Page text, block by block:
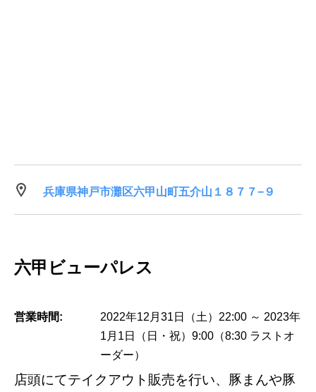
兵庫県神戸市灘区六甲山町五介山１８７７−９
六甲ビューパレス
営業時間:
2022年12月31日（土）22:00 ～ 2023年
1月1日（日・祝）9:00（8:30 ラストオ
ーダー）
店頭にてテイクアウト販売を行い、豚まんや豚